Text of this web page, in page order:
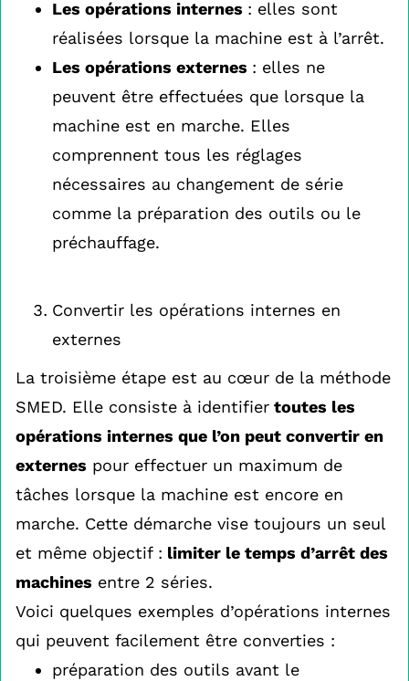
Les opérations internes : elles sont
réalisées lorsque la machine est à l’arrêt.
Les opérations externes : elles ne
peuvent être effectuées que lorsque la
machine est en marche. Elles
comprennent tous les réglages
nécessaires au changement de série
comme la préparation des outils ou le
préchauffage.
Convertir les opérations internes en
externes
La troisième étape est au cœur de la méthode
SMED. Elle consiste à identifier toutes les
opérations internes que l’on peut convertir en
externes pour effectuer un maximum de
tâches lorsque la machine est encore en
marche. Cette démarche vise toujours un seul
et même objectif : limiter le temps d’arrêt des
machines entre 2 séries.
Voici quelques exemples d’opérations internes
qui peuvent facilement être converties :
préparation des outils avant le